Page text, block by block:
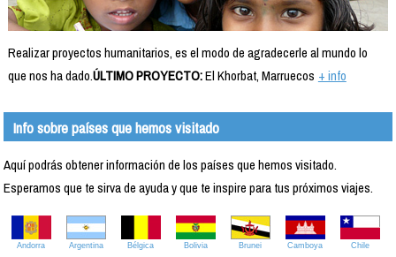
Realizar proyectos humanitarios, es el modo de agradecerle al mundo lo
que nos ha dado.ÚLTIMO PROYECTO:El Khorbat, Marruecos + info
Info sobre países que hemos visitado
Aquí podrás obtener información de los países que hemos visitado.
Esperamos que te sirva de ayuda y que te inspire para tus próximos viajes.
Andorra Argentina Bélgica Bolivia Brunei Camboya Chile